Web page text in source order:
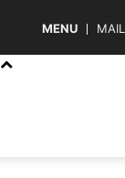
MENU MAIL